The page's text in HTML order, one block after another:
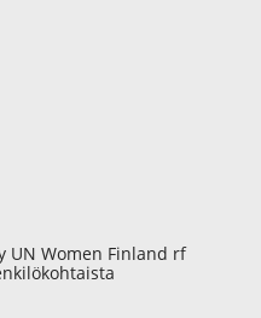
UN Women Finland rf